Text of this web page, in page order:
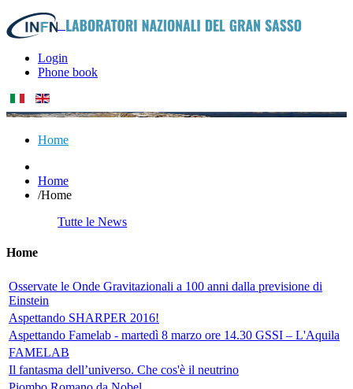
Login
Phone book
Home
Home
/Home
Tutte le News
Home
Osservate le Onde Gravitazionali a 100 anni dalla previsione di
Einstein
Aspettando SHARPER 2016!
Aspettando Famelab - martedì 8 marzo ore 14.30 GSSI – L'Aquila
FAMELAB
Il fantasma dell’universo. Che cos'è il neutrino